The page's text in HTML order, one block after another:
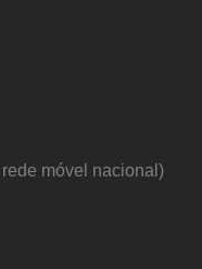
móvel nacional)